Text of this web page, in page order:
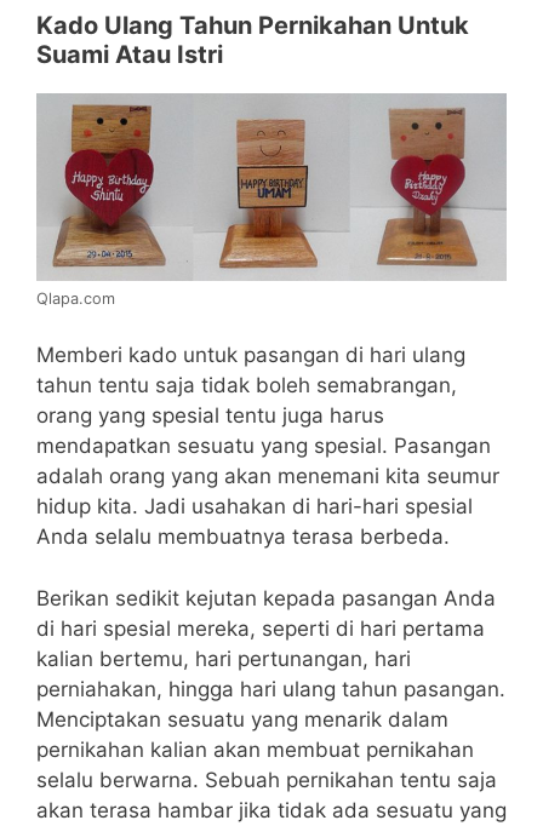
Kado Ulang Tahun Pernikahan Untuk
Suami Atau Istri
Qlapa.com
Memberi kado untuk pasangan di hari ulang
tahun tentu saja tidak boleh semabrangan,
orang yang spesial tentu juga harus
mendapatkan sesuatu yang spesial. Pasangan
adalah orang yang akan menemani kita seumur
hidup kita. Jadi usahakan di hari-hari spesial
Anda selalu membuatnya terasa berbeda.
Berikan sedikit kejutan kepada pasangan Anda
di hari spesial mereka, seperti di hari pertama
kalian bertemu, hari pertunangan, hari
perniahakan, hingga hari ulang tahun pasangan.
Menciptakan sesuatu yang menarik dalam
pernikahan kalian akan membuat pernikahan
selalu berwarna. Sebuah pernikahan tentu saja
akan terasa hambar jika tidak ada sesuatu yang